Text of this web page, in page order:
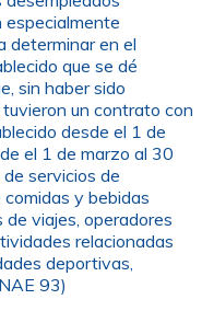
especialmente
determinar en el
que se dé
sin haber sido
un contrato con
desde el 1 de
el 1 de marzo al 30
servicios de
y bebidas
viajes, operadores
relacionadas
deportivas,
93)